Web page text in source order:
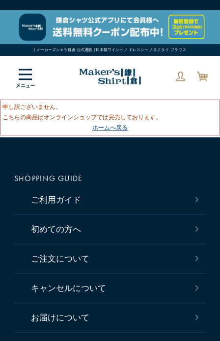
| メーカーズシャツ鎌倉 公式通販 | 日本製ワイシャツ ドレスシャツ ネクタイ ブラウス
申し訳ございません。
こちらの商品はオンラインショップでは完売しております。
ホームへ戻る
SHOPPING GUIDE
ご利用ガイド
初めての方へ
ご注文について
キャンセルについて
お届けについて